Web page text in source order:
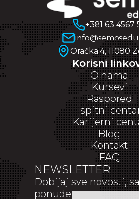
+381 63 4567
Oračka 4, 11080
Korisni
O nama
Kursevi
Raspored
Ispitni
Karijerni
Blog
Kontakt
FAQ
NEWSLETTER
Dobijaj sve novosti,
ponude